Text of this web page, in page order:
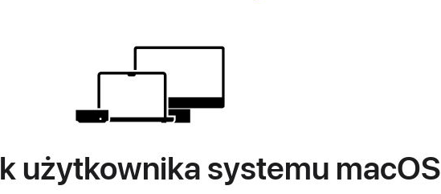
użytkownika systemu macOS